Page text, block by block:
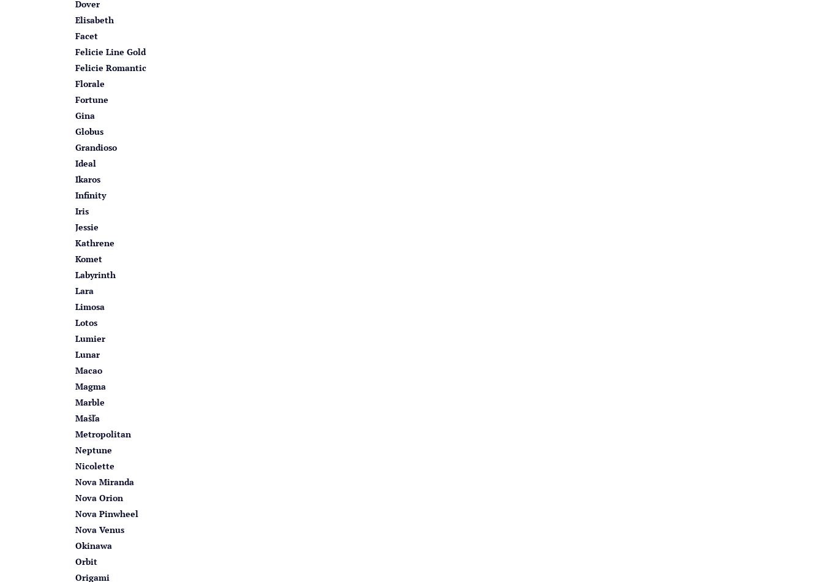
Dover
Elisabeth
Facet
Felicie Line Gold
Felicie Romantic
Florale
Fortune
Gina
Globus
Grandioso
Ideal
Ikaros
Infinity
Iris
Jessie
Kathrene
Komet
Labyrinth
Lara
Limosa
Lotos
Lumier
Lunar
Macao
Magma
Marble
Mašľa
Metropolitan
Neptune
Nicolette
Nova Miranda
Nova Orion
Nova Pinwheel
Nova Venus
Okinawa
Orbit
Origami